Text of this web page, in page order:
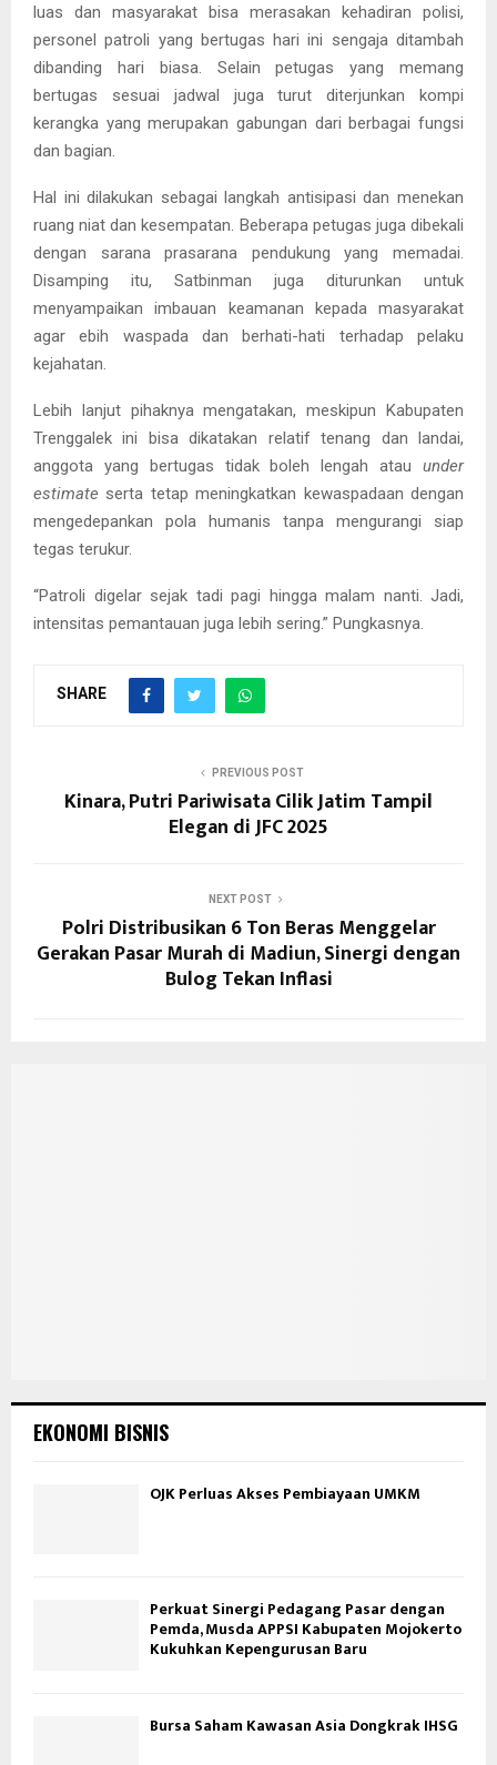
luas dan masyarakat bisa merasakan kehadiran polisi,
personel patroli yang bertugas hari ini sengaja ditambah
dibanding hari biasa. Selain petugas yang memang
bertugas sesuai jadwal juga turut diterjunkan kompi
kerangka yang merupakan gabungan dari berbagai fungsi
dan bagian.
Hal ini dilakukan sebagai langkah antisipasi dan menekan
ruang niat dan kesempatan. Beberapa petugas juga dibekali
dengan sarana prasarana pendukung yang memadai.
Disamping itu, Satbinman juga diturunkan untuk
menyampaikan imbauan keamanan kepada masyarakat
agar ebih waspada dan berhati-hati terhadap pelaku
kejahatan.
Lebih lanjut pihaknya mengatakan, meskipun Kabupaten
Trenggalek ini bisa dikatakan relatif tenang dan landai,
anggota yang bertugas tidak boleh lengah atau under
estimate serta tetap meningkatkan kewaspadaan dengan
mengedepankan pola humanis tanpa mengurangi siap
tegas terukur.
“Patroli digelar sejak tadi pagi hingga malam nanti. Jadi,
intensitas pemantauan juga lebih sering.” Pungkasnya.
SHARE
PREVIOUS POST
Kinara, Putri Pariwisata Cilik Jatim Tampil
Elegan di JFC 2025
NEXT POST
Polri Distribusikan 6 Ton Beras Menggelar
Gerakan Pasar Murah di Madiun, Sinergi dengan
Bulog Tekan Inflasi
EKONOMI BISNIS
OJK Perluas Akses Pembiayaan UMKM
Perkuat Sinergi Pedagang Pasar dengan
Pemda, Musda APPSI Kabupaten Mojokerto
Kukuhkan Kepengurusan Baru
Bursa Saham Kawasan Asia Dongkrak IHSG